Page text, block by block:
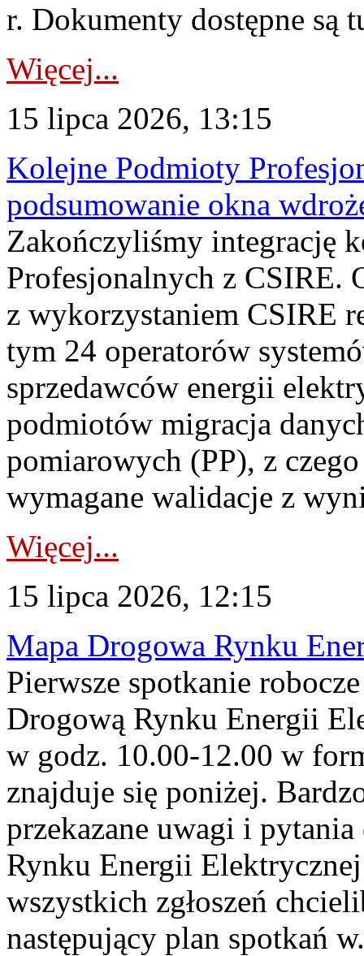
r. Dokumenty dostępne są
Więcej...
15 lipca 2026, 13:15
Kolejne Podmioty
podsumowanie okna
Zakończyliśmy integrację
Profesjonalnych z CSIRE.
z wykorzystaniem CSIRE
tym 24 operatorów
sprzedawców energii
podmiotów migracja
pomiarowych (PP), z
wymagane walidacje z
Więcej...
15 lipca 2026, 12:15
Mapa Drogowa Rynku
Pierwsze spotkanie
Drogową Rynku Energii
w godz. 10.00-12.00 w
znajduje się poniżej.
przekazane uwagi i
Rynku Energii
wszystkich zgłoszeń
następujący plan spotkań